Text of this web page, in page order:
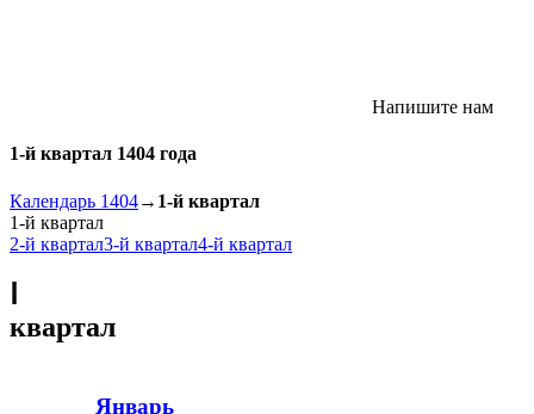
Напишите нам
1-й квартал 1404 года
Календарь 1404→ 1-й квартал
1-й квартал
2-й квартал3-й квартал4-й квартал
квартал
Январь